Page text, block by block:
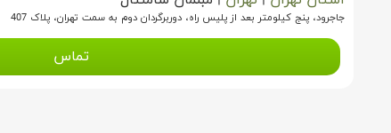
جاجرود، پنج کیلومتر بعد از پلیس راه، دوربرگردان دوم به سمت تهران، پلاک 407
تماس